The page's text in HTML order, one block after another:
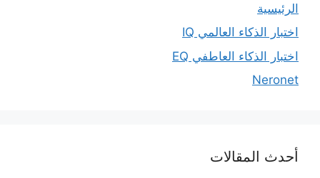
الرئيسية
اختبار الذكاء العالمي IQ
اختبار الذكاء العاطفي EQ
Neronet
أحدث المقالات